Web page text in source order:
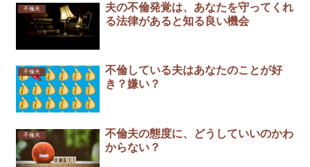
不倫夫
夫の不倫発覚は、あなたを守ってくれ
る法律があると知る良い機会
不倫夫
不倫している夫はあなたのことが好
き？嫌い？
不倫夫
不倫夫の態度に、どうしていいのかわ
からない？